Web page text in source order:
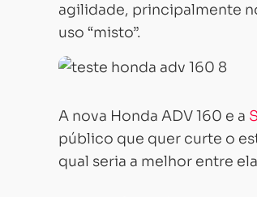
agilidade, principalmente
uso “misto”.
A nova Honda ADV 160 e a
público que quer curte o
qual seria a melhor entre